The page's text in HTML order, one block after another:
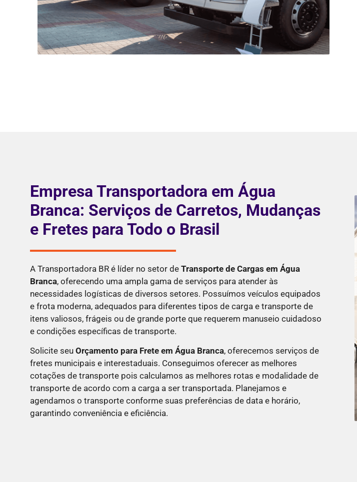
Empresa Transportadora em Água
Branca: Serviços de Carretos, Mudanças
e Fretes para Todo o Brasil
A Transportadora BR é líder no setor de Transporte de Cargas em Água
Branca, oferecendo uma ampla gama de serviços para atender às
necessidades logísticas de diversos setores. Possuímos veículos equipados
e frota moderna, adequados para diferentes tipos de carga e transporte de
itens valiosos, frágeis ou de grande porte que requerem manuseio cuidadoso
e condições específicas de transporte.
Solicite seu Orçamento para Frete em Água Branca, oferecemos serviços de
fretes municipais e interestaduais. Conseguimos oferecer as melhores
cotações de transporte pois calculamos as melhores rotas e modalidade de
transporte de acordo com a carga a ser transportada. Planejamos e
agendamos o transporte conforme suas preferências de data e horário,
garantindo conveniência e eficiência.